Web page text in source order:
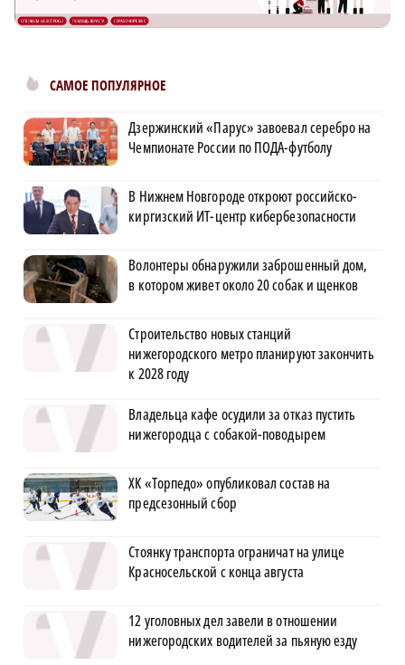
САМОЕ ПОПУЛЯРНОЕ
Дзержинский «Парус» завоевал серебро на
Чемпионате России по ПОДА-футболу
В Нижнем Новгороде откроют российско-
киргизский ИТ-центр кибербезопасности
Волонтеры обнаружили заброшенный дом,
в котором живет около 20 собак и щенков
Строительство новых станций
нижегородского метро планируют закончить
к 2028 году
Владельца кафе осудили за отказ пустить
нижегородца с собакой-поводырем
ХК «Торпедо» опубликовал состав на
предсезонный сбор
Стоянку транспорта ограничат на улице
Красносельской с конца августа
12 уголовных дел завели в отношении
нижегородских водителей за пьяную езду